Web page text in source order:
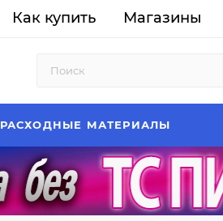
Как купить Магазины
РАСХОДНЫЕ МАТЕРИАЛЫ